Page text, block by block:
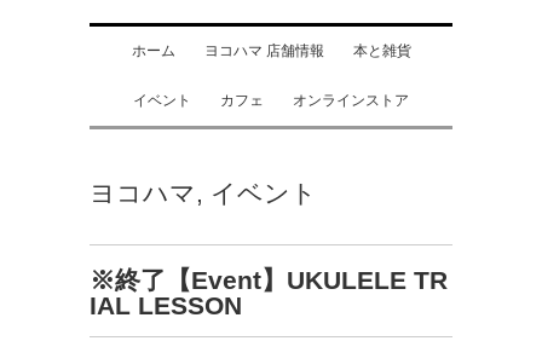
ホーム ヨコハマ 店舗情報 本と雑貨
イベント カフェ オンラインストア
ヨコハマ , イベント
※終了【Event】UKULELE TR
IAL LESSON